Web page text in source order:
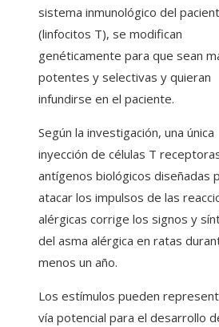
sistema inmunológico del
(linfocitos T), se modifican
genéticamente para que sean
potentes y selectivas y quieran
infundirse en el paciente.
Según la investigación, una única
inyección de células T
antígenos biológicos diseñadas
atacar los impulsos de las
alérgicas corrige los signos y
del asma alérgica en ratas
menos un año.
Los estímulos pueden
vía potencial para el desarrollo